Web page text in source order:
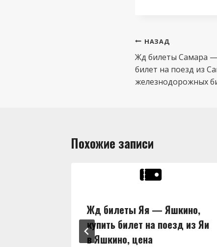
Навигация
по
записям
НАЗАД
Жд билеты Самара
билет на поезд из
железнодорожных
Похожие записи
Жд билеты Яя — Яшкино,
купить билет на поезд из Яи
в Яшкино, цена